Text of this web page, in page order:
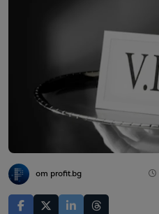
от profit.bg